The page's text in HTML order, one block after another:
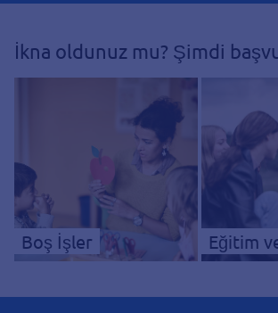
İkna oldunuz mu? Şimdi
Boş İşler Eğitim